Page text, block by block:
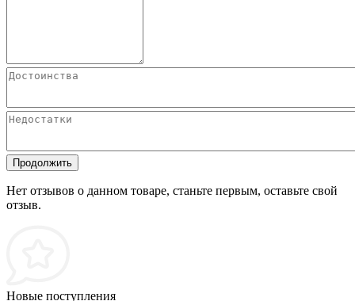
Продолжить
Нет отзывов о данном товаре, станьте первым, оставьте свой
отзыв.
Новые поступления